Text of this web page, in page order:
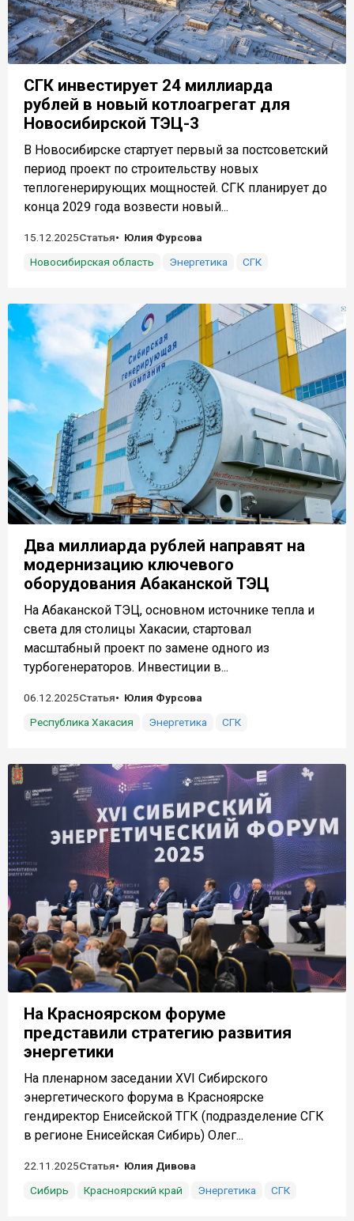
СГК инвестирует 24 миллиарда
рублей в новый котлоагрегат для
Новосибирской ТЭЦ-3
В Новосибирске стартует первый за постсоветский
период проект по строительству новых
теплогенерирующих мощностей. СГК планирует до
конца 2029 года возвести новый...
15.12.2025Статья
Юлия Фурсова
Новосибирская область
Энергетика СГК
Два миллиарда рублей направят на
модернизацию ключевого
оборудования Абаканской ТЭЦ
На Абаканской ТЭЦ, основном источнике тепла и
света для столицы Хакасии, стартовал
масштабный проект по замене одного из
турбогенераторов. Инвестиции в...
06.12.2025Статья
Юлия Фурсова
Республика Хакасия
Энергетика СГК
На Красноярском форуме
представили стратегию развития
энергетики
На пленарном заседании XVI Сибирского
энергетического форума в Красноярске
гендиректор Енисейской ТГК (подразделение СГК
в регионе Енисейская Сибирь) Олег...
22.11.2025Статья
Юлия Дивова
Сибирь
Красноярский край Энергетика СГК